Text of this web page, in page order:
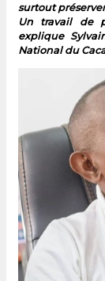
surtout
Un travail de
explique
National du